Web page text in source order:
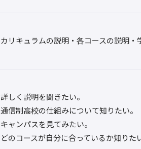
カリキュラムの説明・各コースの説明・
詳しく説明を聞きたい。
通信制高校の仕組みについて知りたい。
キャンパスを見てみたい。
どのコースが自分に合っているか知りた